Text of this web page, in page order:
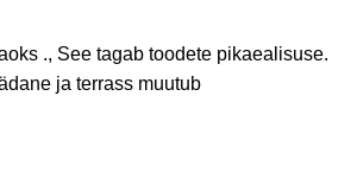
., See tagab toodete pikaealisuse.
ja terrass muutub